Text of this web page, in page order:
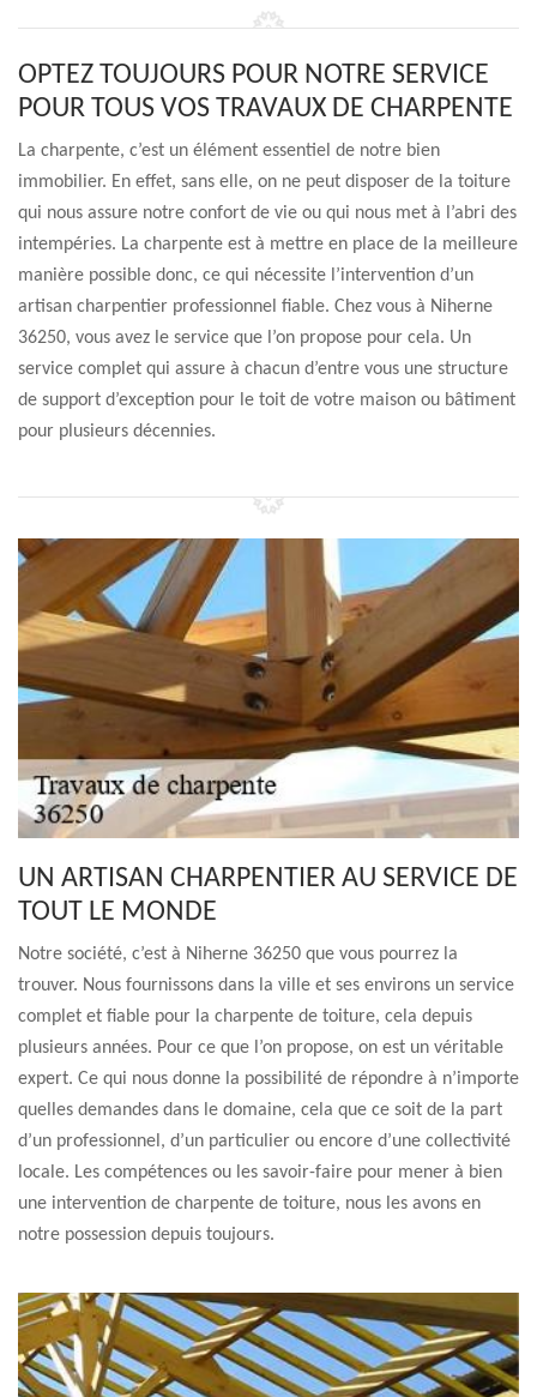
OPTEZ TOUJOURS POUR NOTRE SERVICE
POUR TOUS VOS TRAVAUX DE CHARPENTE
La charpente, c’est un élément essentiel de notre bien
immobilier. En effet, sans elle, on ne peut disposer de la toiture
qui nous assure notre confort de vie ou qui nous met à l’abri des
intempéries. La charpente est à mettre en place de la meilleure
manière possible donc, ce qui nécessite l’intervention d’un
artisan charpentier professionnel fiable. Chez vous à Niherne
36250, vous avez le service que l’on propose pour cela. Un
service complet qui assure à chacun d’entre vous une structure
de support d’exception pour le toit de votre maison ou bâtiment
pour plusieurs décennies.
UN ARTISAN CHARPENTIER AU SERVICE DE
TOUT LE MONDE
Notre société, c’est à Niherne 36250 que vous pourrez la
trouver. Nous fournissons dans la ville et ses environs un service
complet et fiable pour la charpente de toiture, cela depuis
plusieurs années. Pour ce que l’on propose, on est un véritable
expert. Ce qui nous donne la possibilité de répondre à n’importe
quelles demandes dans le domaine, cela que ce soit de la part
d’un professionnel, d’un particulier ou encore d’une collectivité
locale. Les compétences ou les savoir-faire pour mener à bien
une intervention de charpente de toiture, nous les avons en
notre possession depuis toujours.